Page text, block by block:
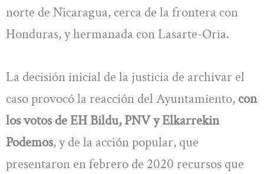
norte de Nicaragua, cerca de la frontera con
Honduras, y hermanada con Lasarte-Oria.
La decisión inicial de la justicia de archivar el
caso provocó la reacción del Ayuntamiento, con
los votos de EH Bildu, PNV y Elkarrekin
Podemos, y de la acción popular, que
presentaron en febrero de 2020 recursos que